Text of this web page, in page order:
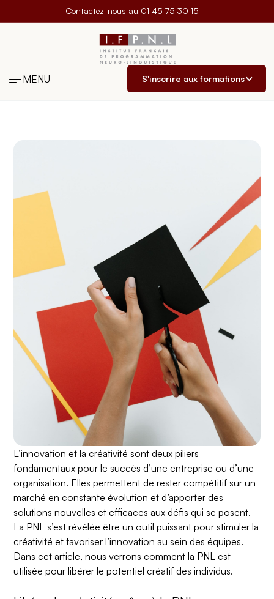
Contactez-nous au 01 45 75 30 15
MENU S'inscrire aux formations
L’innovation et la créativité sont deux piliers
fondamentaux pour le succès d’une entreprise ou d’une
organisation. Elles permettent de rester compétitif sur un
marché en constante évolution et d’apporter des
solutions nouvelles et efficaces aux défis qui se posent.
La PNL s’est révélée être un outil puissant pour stimuler la
créativité et favoriser l’innovation au sein des équipes.
Dans cet article, nous verrons comment la PNL est
utilisée pour libérer le potentiel créatif des individus.